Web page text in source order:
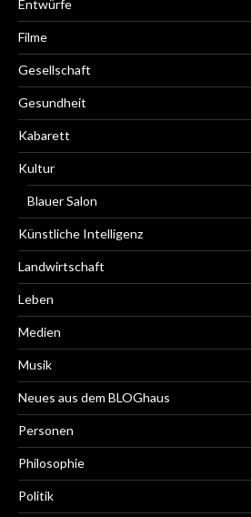
Entwürfe
Filme
Gesellschaft
Gesundheit
Kabarett
Kultur
Blauer Salon
Künstliche Intelligenz
Landwirtschaft
Leben
Medien
Musik
Neues aus dem BLOGhaus
Personen
Philosophie
Politik